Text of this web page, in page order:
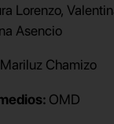
Lorenzo,
Asencio
Mariluz Chamizo
OMD